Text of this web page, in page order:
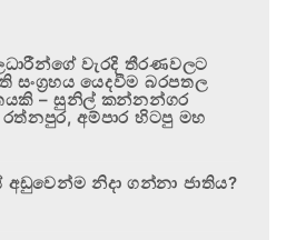
වැරදි තීරණවලට
සංග්‍රහය යෙදවීම බරපතල
– සුනිල් කන්නන්ගර
අම්පාර හිටපු මහ
නිදා ගන්නා ජාතිය?